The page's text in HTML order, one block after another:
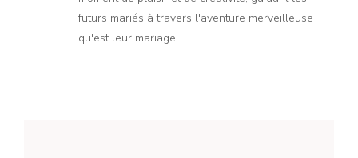
futurs mariés à travers l'aventure merveilleuse
qu'est leur mariage.